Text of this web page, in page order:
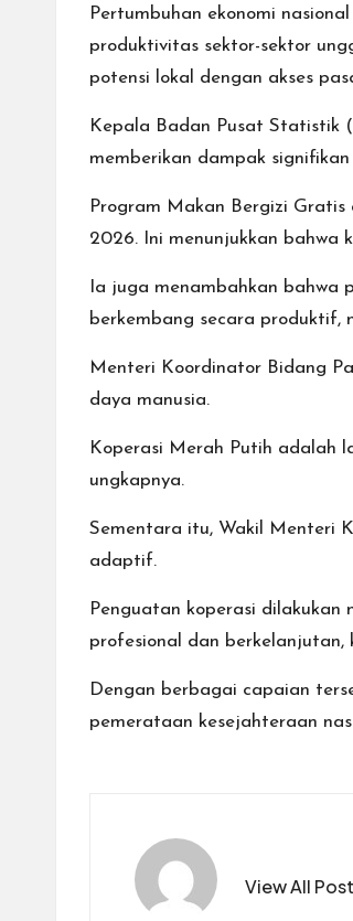
Pertumbuhan ekonomi
produktivitas sektor-sektor
potensi lokal dengan akses
Kepala Badan Pusat Statistik
memberikan dampak
Program Makan Bergizi
2026. Ini menunjukkan bahwa
Ia juga menambahkan bahwa
berkembang secara produktif,
Menteri Koordinator Bidang
daya manusia.
Koperasi Merah Putih
ungkapnya.
Sementara itu, Wakil Menteri
adaptif.
Penguatan koperasi
profesional dan berkelanjutan,
Dengan berbagai capaian
pemerataan kesejahteraan
View All